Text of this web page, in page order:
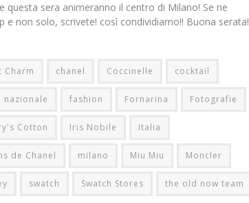
sera animeranno il centro di Milano! Se ne
non solo, scrivete! così condividiamo!! Buona serata!
Charm chanel Coccinelle cocktail
nazionale fashion Fornarina Fotografie
Cotton Iris Nobile Italia
de Chanel milano Miu Miu Moncler
swatch Swatch Stores the old now team